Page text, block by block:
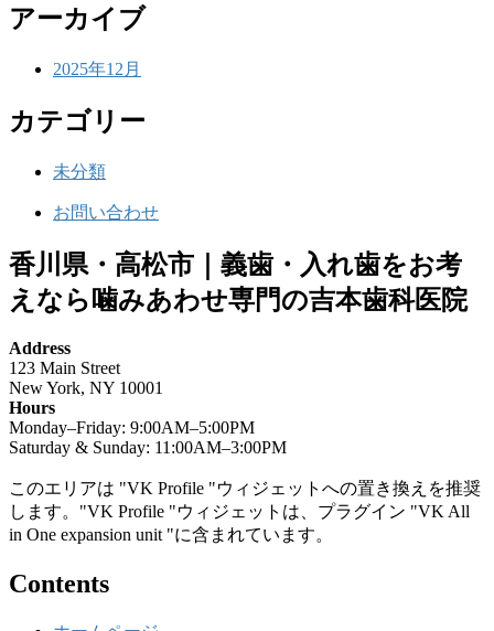
アーカイブ
2025年12月
カテゴリー
未分類
お問い合わせ
香川県・高松市｜義歯・入れ歯をお考
えなら噛みあわせ専門の吉本歯科医院
Address
123 Main Street
New York, NY 10001
Hours
Monday–Friday: 9:00AM–5:00PM
Saturday & Sunday: 11:00AM–3:00PM
このエリアは "VK Profile "ウィジェットへの置き換えを推奨
します。"VK Profile "ウィジェットは、プラグイン "VK All
in One expansion unit "に含まれています。
Contents